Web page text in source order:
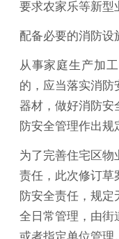
要求农家乐等新型
配备必要的消防设
从事家庭生产加
的，应当落实消防
器材，做好消防
防安全管理作出规
为了完善住宅区物
责任，此次修订草
防安全责任，规
全日常管理，由街
或者指定单位管理。